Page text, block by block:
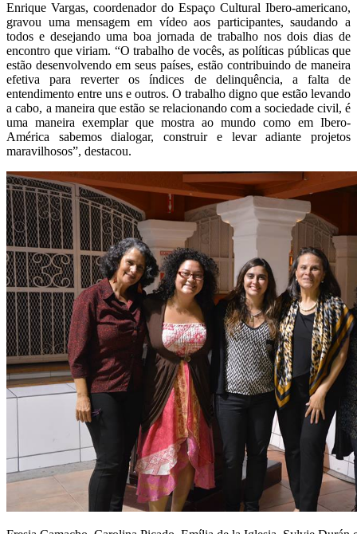
Enrique Vargas, coordenador do Espaço Cultural Ibero-americano,
gravou uma mensagem em vídeo aos participantes, saudando a
todos e desejando uma boa jornada de trabalho nos dois dias de
encontro que viriam. “O trabalho de vocês, as políticas públicas que
estão desenvolvendo em seus países, estão contribuindo de maneira
efetiva para reverter os índices de delinquência, a falta de
entendimento entre uns e outros. O trabalho digno que estão levando
a cabo, a maneira que estão se relacionando com a sociedade civil, é
uma maneira exemplar que mostra ao mundo como em Ibero-
América sabemos dialogar, construir e levar adiante projetos
maravilhosos”, destacou.